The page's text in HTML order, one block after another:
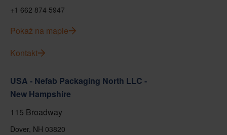
+1 662 874 5947
Pokaż na mapie
Kontakt
USA - Nefab Packaging North LLC -
New Hampshire
115 Broadway
Dover, NH 03820